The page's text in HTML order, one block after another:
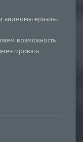
видеоматериалы.
возможность